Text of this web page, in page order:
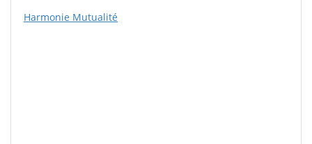
Harmonie Mutualité